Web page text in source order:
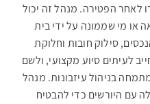
לאחר הפטירה. מנהל זה יכול
או מי שממונה על ידי בית
סילוק חובות וחלוקת
לעיתים סיוע מקצועי, ולשם
בניהול עיזבונות. מנהל
עם היורשים כדי להבטיח